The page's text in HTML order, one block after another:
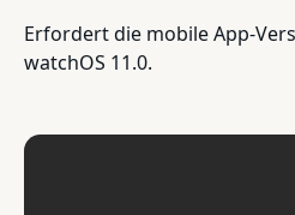
Erfordert die mobile App-
watchOS 11.0.